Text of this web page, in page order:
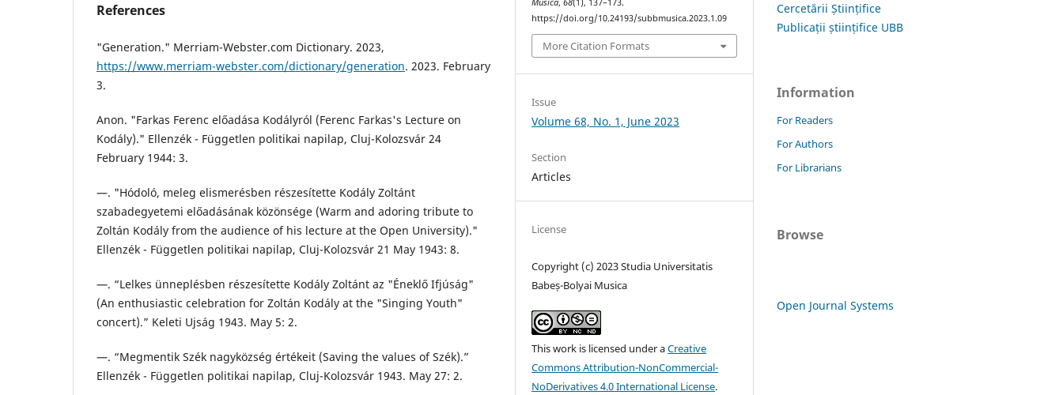
References
"Generation." Merriam-Webster.com Dictionary. 2023,
https://www.merriam-webster.com/dictionary/generation. 2023. February
3.
Anon. "Farkas Ferenc előadása Kodályról (Ferenc Farkas's Lecture on
Kodály)." Ellenzék - Független politikai napilap, Cluj-Kolozsvár 24
February 1944: 3.
—. "Hódoló, meleg elismerésben részesítette Kodály Zoltánt
szabadegyetemi előadásának közönsége (Warm and adoring tribute to
Zoltán Kodály from the audience of his lecture at the Open University)."
Ellenzék - Független politikai napilap, Cluj-Kolozsvár 21 May 1943: 8.
—. “Lelkes ünneplésben részesítette Kodály Zoltánt az "Éneklő Ifjúság"
(An enthusiastic celebration for Zoltán Kodály at the "Singing Youth"
concert).” Keleti Ujság 1943. May 5: 2.
—. “Megmentik Szék nagyközség értékeit (Saving the values of Szék).”
Ellenzék - Független politikai napilap, Cluj-Kolozsvár 1943. May 27: 2.
https://doi.org/10.24193/subbmusica.2023.1.09
More Citation Formats
Issue
Volume 68, No. 1, June 2023
Section
Articles
License
Copyright (c) 2023 Studia Universitatis
Babeș-Bolyai Musica
This work is licensed under aCreative
Commons Attribution-NonCommercial-
NoDerivatives 4.0 International License.
Cercetării Științifice
Publicații științifice UBB
Information
For Readers
For Authors
For Librarians
Browse
Open Journal Systems